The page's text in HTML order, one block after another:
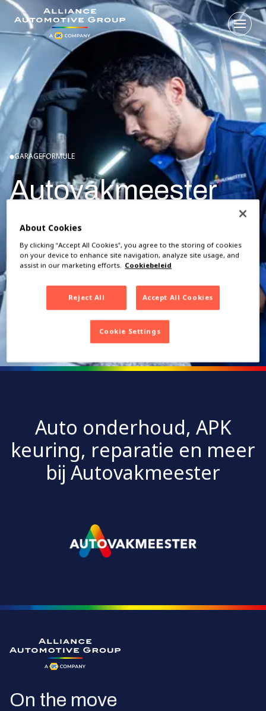
Ga naar de homepagina
Autovakmeester
GARAGEFORMULE
Autovakmeester is een landelijk- en merkonafhankelijk
netwerk van
BOVAG
-garagebedrijven die betaalbare A-
kwaliteit leveren en service verlenen, die u bijblijft.
Bezoek de website
Auto onderhoud, APK
keuring, reparatie en meer
bij Autovakmeester
On the move
About Cookies
By clicking “Accept All Cookies”, you agree to the storing of cookies
on your device to enhance site navigation, analyze site usage, and
assist in our marketing efforts. Cookiebeleid
Reject All Accept All Cookies
Cookie Settings